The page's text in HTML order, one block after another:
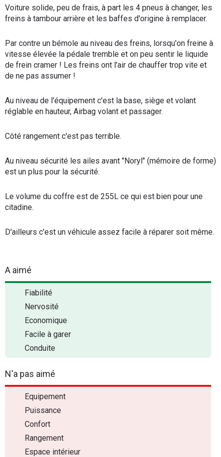
Voiture solide, peu de frais, à part les 4 pneus à changer, les
freins à tambour arrière et les baffes d'origine à remplacer.
Par contre un bémole au niveau des freins, lorsqu'on freine à
vitesse élevée la pédale tremble et on peu sentir le liquide
de frein cramer ! Les freins ont l'air de chauffer trop vite et
de ne pas assumer !
Au niveau de l'équipement c'est la base, siège et volant
réglable en hauteur, Airbag volant et passager.
Côté rangement c'est pas terrible.
Au niveau sécurité les ailes avant "Noryl" (mémoire de forme)
est un plus pour la sécurité.
Le volume du coffre est de 255L ce qui est bien pour une
citadine.
D'ailleurs c'est un véhicule assez facile à réparer soit même.
A aimé
Fiabilité
Nervosité
Economique
Facile à garer
Conduite
N'a pas aimé
Equipement
Puissance
Confort
Rangement
Espace intérieur